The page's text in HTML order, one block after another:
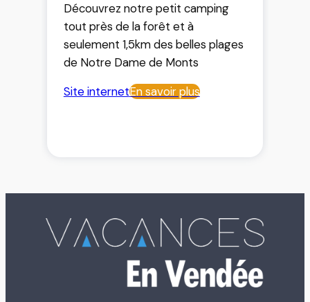
Découvrez notre petit camping
tout près de la forêt et à
seulement 1,5km des belles plages
de Notre Dame de Monts
Site internetEn savoir plus